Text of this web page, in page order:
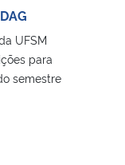
UFSM
para
semestre